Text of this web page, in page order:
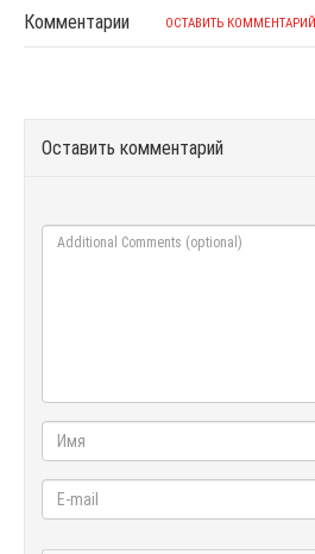
Комментарии ОСТАВИТЬ КОММЕНТАРИЙ
Оставить комментарий